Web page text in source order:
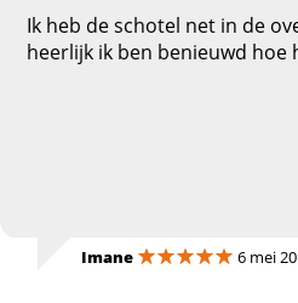
Ik heb de schotel net in de
heerlijk ik ben benieuwd hoe
Imane 6 mei